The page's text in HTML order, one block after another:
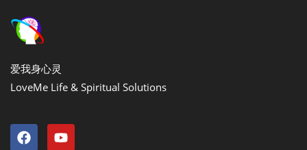
爱我身心灵
LoveMe Life & Spiritual Solutions